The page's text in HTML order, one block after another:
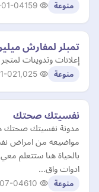
منوعة 04
تمبلر لمفارش
إعلانات وتدوينات
منوعة 02
نفسيتك صحتك
مدونة نفسيتك صحتك
مواضيعه من امراض
بالحياة هنا ستتعلم
ادوات واق…
منوعة 04